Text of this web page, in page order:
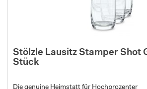
Stölzle Lausitz Stamper Shot
Stück
Die genuine Heimstatt für Hochprozenter